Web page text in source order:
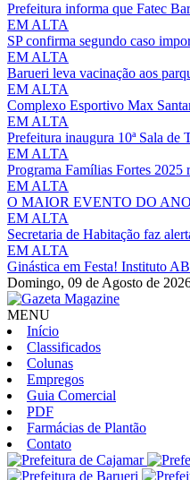
Prefeitura informa que Fatec
EM ALTA
SP confirma segundo caso
EM ALTA
Barueri leva vacinação aos
EM ALTA
Complexo Esportivo Max
EM ALTA
Prefeitura inaugura 10ª Sala
EM ALTA
Programa Famílias Fortes 2025
EM ALTA
O MAIOR EVENTO DO
EM ALTA
Secretaria de Habitação faz
EM ALTA
Ginástica em Festa! Instituto
Domingo, 09 de Agosto de
MENU
Início
Classificados
Colunas
Empregos
Guia Comercial
PDF
Farmácias de Plantão
Contato